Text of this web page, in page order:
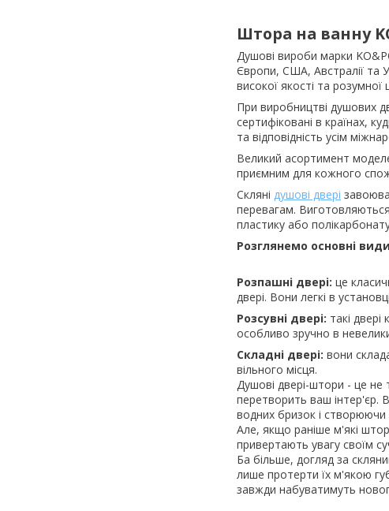
Штора на ванну
Душові вироби марки
Європи, США, Австралії та
високої якості та розумної
При виробництві душових
сертифіковані в країнах,
та відповідність усім
Великий асортимент
приємним для кожного
Скляні душові двері
перевагам.
пластику або
Розглянемо основні
Розпашні двері: це
двері. Вони легкі в
Розсувні двері: такі
особливо зручно в
Складні двері: вони
вільного місця.
Душові двері-штори - це не
перетворить ваш інтер'єр.
водних бризок і створюючи
Але, якщо раніше м'які
привертають увагу своїм
Ба більше, догляд за
лише протерти їх м'якою
завжди набуватимуть